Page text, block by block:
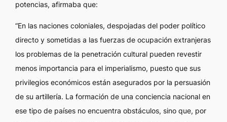
potencias, afirmaba que:
“En las naciones coloniales, despojadas del poder político
directo y sometidas a las fuerzas de ocupación extranjeras
los problemas de la penetración cultural pueden revestir
menos importancia para el imperialismo, puesto que sus
privilegios económicos están asegurados por la persuasión
de su artillería. La formación de una conciencia nacional en
ese tipo de países no encuentra obstáculos, sino que, por